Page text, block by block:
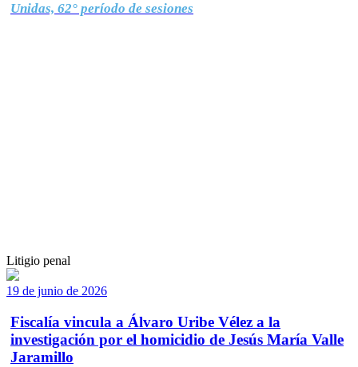
Unidas, 62° período de sesiones
Litigio penal
19 de junio de 2026
Fiscalía vincula a Álvaro Uribe Vélez a la
investigación por el homicidio de Jesús María Valle
Jaramillo